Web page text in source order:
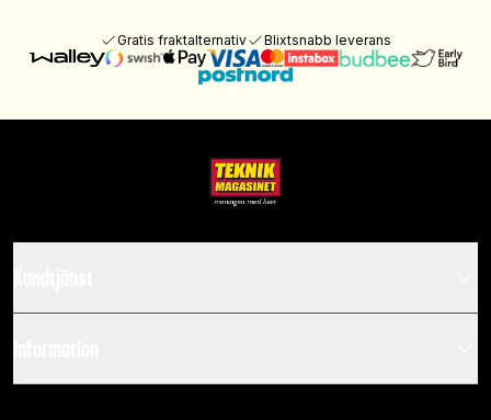
Gratis fraktalternativ Blixtsnabb leverans